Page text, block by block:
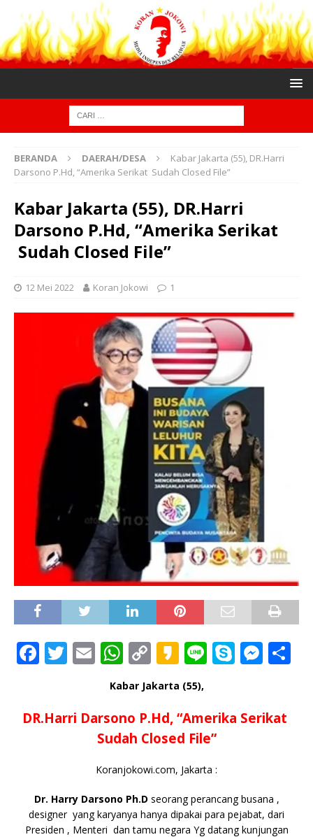
BERANDA DAERAH/DESA
Kabar Jakarta (55), DR.Harri
Darsono P.Hd, “Amerika Serikat Sudah Closed File”
Kabar Jakarta (55), DR.Harri
Darsono P.Hd, “Amerika Serikat
Sudah Closed File”
12 Mei 2022 Koran Jokowi 1
F
e
k
T
te
E
m
ai
l
W
h
at
s
A
p
p
C
o
p
y
Li
n
K
a
k
a
o
Li S
p
M
e
r
Kabar Jakarta (55),
DR.Harri Darsono P.Hd, “Amerika Serikat
Sudah Closed File”
Koranjokowi.com, Jakarta :
Dr. Harry Darsono Ph.D seorang perancang busana ,
designer yang karyanya hanya dipakai para pejabat, dari
Presiden , Menteri dan tamu negara Yg datang kunjungan